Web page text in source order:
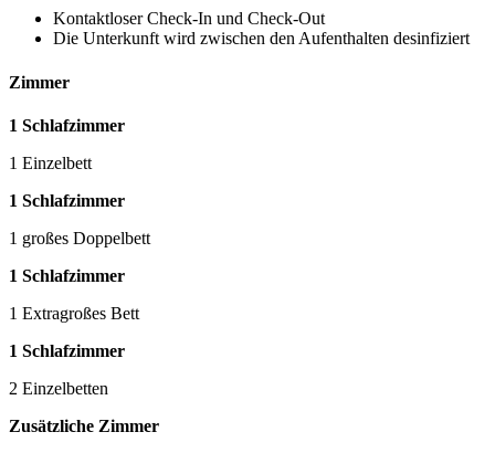
Kontaktloser Check-In und Check-Out
Die Unterkunft wird zwischen den Aufenthalten desinfiziert
Zimmer
1 Schlafzimmer
1 Einzelbett
1 Schlafzimmer
1 großes Doppelbett
1 Schlafzimmer
1 Extragroßes Bett
1 Schlafzimmer
2 Einzelbetten
Zusätzliche Zimmer